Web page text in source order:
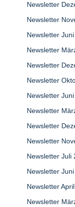
Newsletter
Newsletter
Newsletter
Newsletter
Newsletter
Newsletter
Newsletter
Newsletter
Newsletter
Newsletter
Newsletter Juli
Newsletter
Newsletter
Newsletter